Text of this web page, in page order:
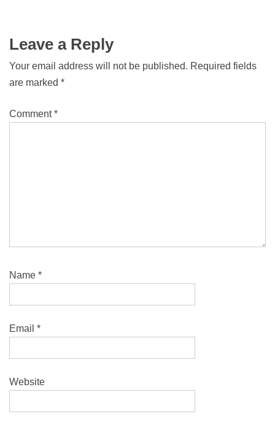
Leave a Reply
Your email address will not be published. Required fields
are marked *
Comment*
Name *
Email *
Website